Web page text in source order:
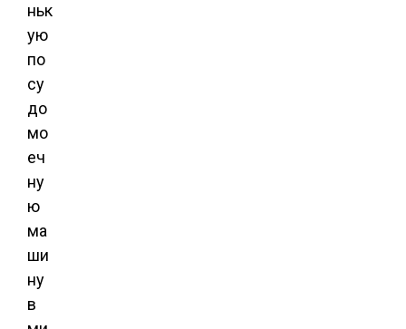
ньк
ую
по
су
до
мо
еч
ну
ю
ма
ши
ну
в